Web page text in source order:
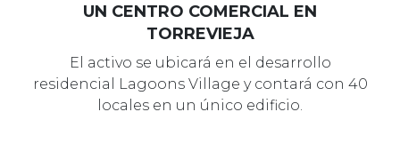
UN CENTRO COMERCIAL EN
TORREVIEJA
El activo se ubicará en el desarrollo
residencial Lagoons Village y contará con 40
locales en un único edificio.